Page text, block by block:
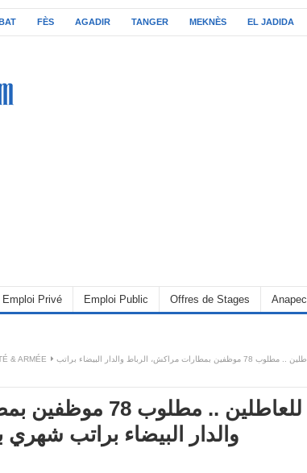
FÈS AGADIR TANGER MEKNÈS EL JADIDA
Emploi Privé Emploi Public Offres de Stages Anapec
& ARMÉE
هام للعاطلين .. مطلوب 78 موظفين بمطارات مراكش، الرباط والدار البيضاء براتب
هام للعاطلين ..
والدار البيضاء براتب شهري بين 3000